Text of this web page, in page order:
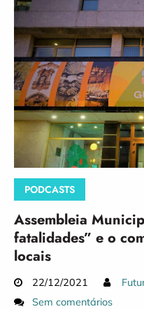
PODCASTS
Assembleia
fatalidades” e o
locais
22/12/2021
Sem comentários